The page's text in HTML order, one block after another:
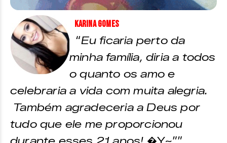
Karina Gomes
“Eu ficaria perto da
minha família, diria a todos
o quanto os amo e
celebraria a vida com muita alegria.
Também agradeceria a Deus por
tudo que ele me proporcionou